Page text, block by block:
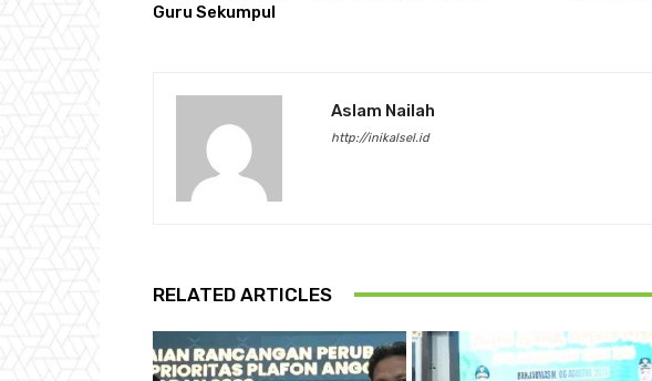
Guru Sekumpul
Aslam Nailah
http://inikalsel.id
RELATED ARTICLES